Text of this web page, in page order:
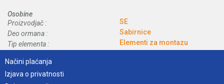
Osobine
Proizvodjač :
SE
Deo ormana :
Sabirnice
Tip elementa :
Elementi za montazu
Načini plaćanja
Izjava o privatnosti